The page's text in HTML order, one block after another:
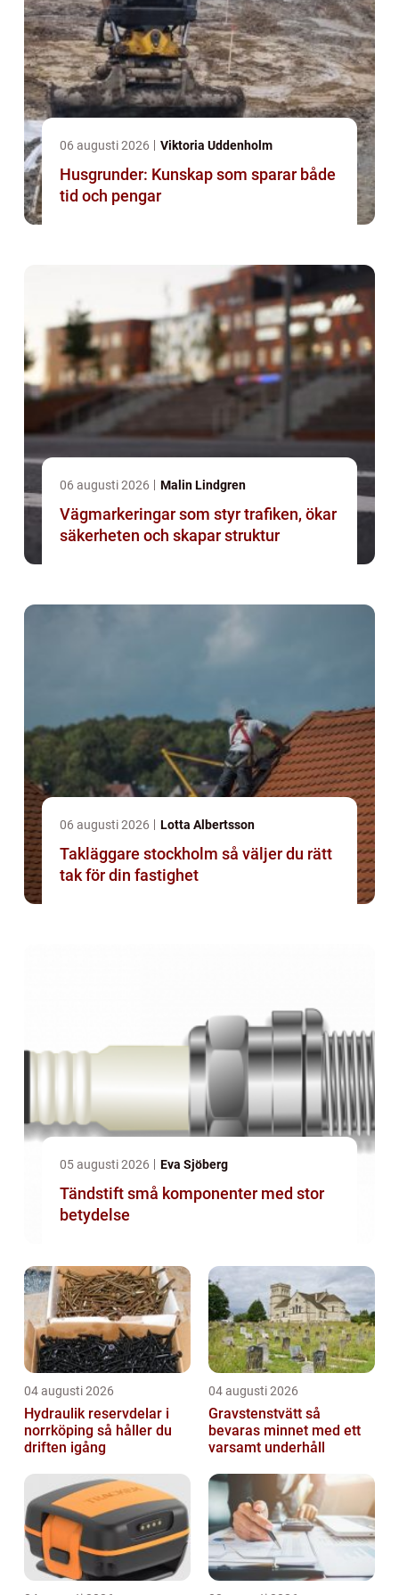
06 augusti 2026 Viktoria Uddenholm
Husgrunder: Kunskap som sparar både
tid och pengar
06 augusti 2026 Malin Lindgren
Vägmarkeringar som styr trafiken, ökar
säkerheten och skapar struktur
06 augusti 2026 Lotta Albertsson
Takläggare stockholm så väljer du rätt
tak för din fastighet
05 augusti 2026 Eva Sjöberg
Tändstift små komponenter med stor
betydelse
04 augusti 2026
Hydraulik reservdelar i
norrköping så håller du
driften igång
04 augusti 2026
Gravstenstvätt så
bevaras minnet med ett
varsamt underhåll